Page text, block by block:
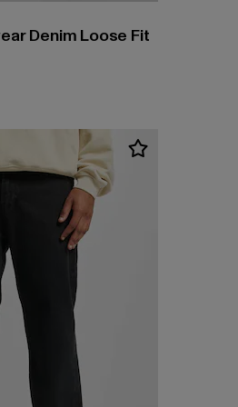
Denim Loose Fit
89,99 EUR